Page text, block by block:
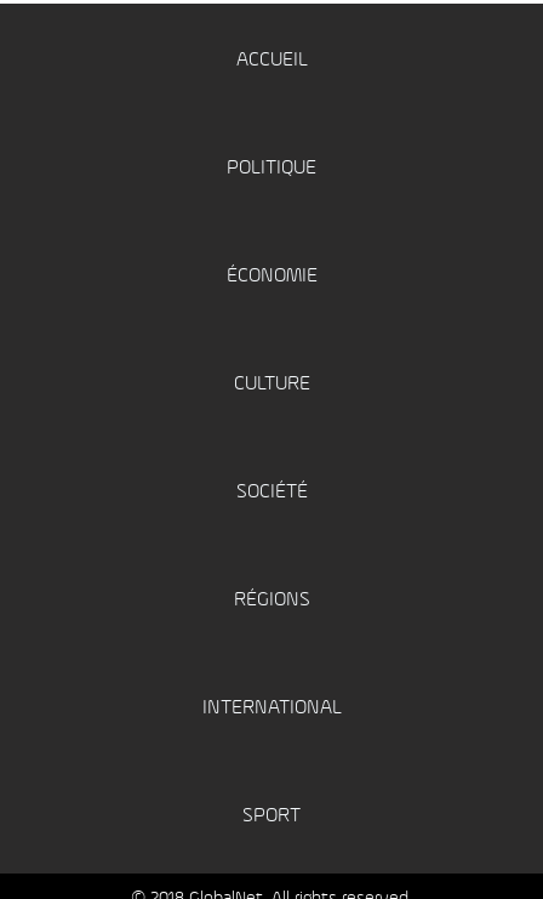
ACCUEIL
POLITIQUE
ÉCONOMIE
CULTURE
SOCIÉTÉ
RÉGIONS
INTERNATIONAL
SPORT